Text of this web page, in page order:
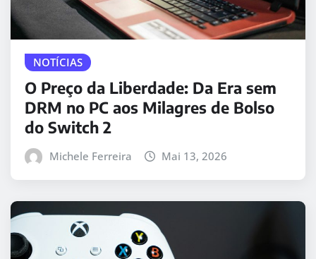
NOTÍCIAS
O Preço da Liberdade: Da Era sem
DRM no PC aos Milagres de Bolso
do Switch 2
Michele Ferreira Mai 13, 2026